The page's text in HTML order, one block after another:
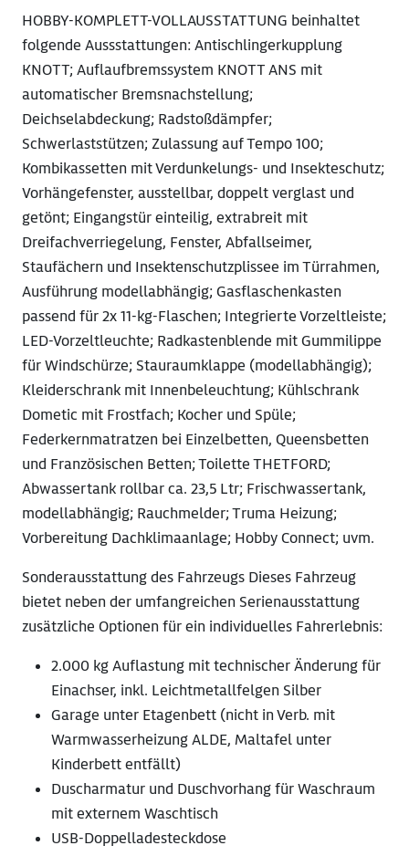
HOBBY-KOMPLETT-VOLLAUSSTATTUNG beinhaltet
folgende Aussstattungen: Antischlingerkupplung
KNOTT; Auflaufbremssystem KNOTT ANS mit
automatischer Bremsnachstellung;
Deichselabdeckung; Radstoßdämpfer;
Schwerlaststützen; Zulassung auf Tempo 100;
Kombikassetten mit Verdunkelungs- und Insekteschutz;
Vorhängefenster, ausstellbar, doppelt verglast und
getönt; Eingangstür einteilig, extrabreit mit
Dreifachverriegelung, Fenster, Abfallseimer,
Staufächern und Insektenschutzplissee im Türrahmen,
Ausführung modellabhängig; Gasflaschenkasten
passend für 2x 11-kg-Flaschen; Integrierte Vorzeltleiste;
LED-Vorzeltleuchte; Radkastenblende mit Gummilippe
für Windschürze; Stauraumklappe (modellabhängig);
Kleiderschrank mit Innenbeleuchtung; Kühlschrank
Dometic mit Frostfach; Kocher und Spüle;
Federkernmatratzen bei Einzelbetten, Queensbetten
und Französischen Betten; Toilette THETFORD;
Abwassertank rollbar ca. 23,5 Ltr; Frischwassertank,
modellabhängig; Rauchmelder; Truma Heizung;
Vorbereitung Dachklimaanlage; Hobby Connect; uvm.
Sonderausstattung des Fahrzeugs Dieses Fahrzeug
bietet neben der umfangreichen Serienausstattung
zusätzliche Optionen für ein individuelles Fahrerlebnis:
2.000 kg Auflastung mit technischer Änderung für
Einachser, inkl. Leichtmetallfelgen Silber
Garage unter Etagenbett (nicht in Verb. mit
Warmwasserheizung ALDE, Maltafel unter
Kinderbett entfällt)
Duscharmatur und Duschvorhang für Waschraum
mit externem Waschtisch
USB-Doppelladesteckdose